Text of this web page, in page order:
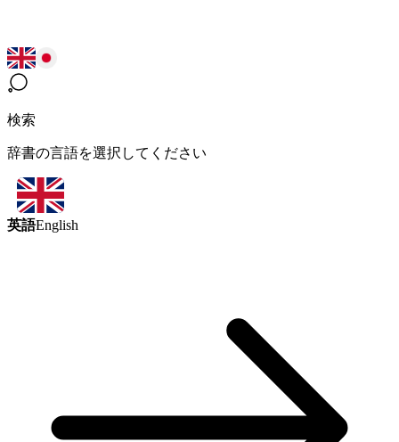
検索
辞書の言語を選択してください
英語English